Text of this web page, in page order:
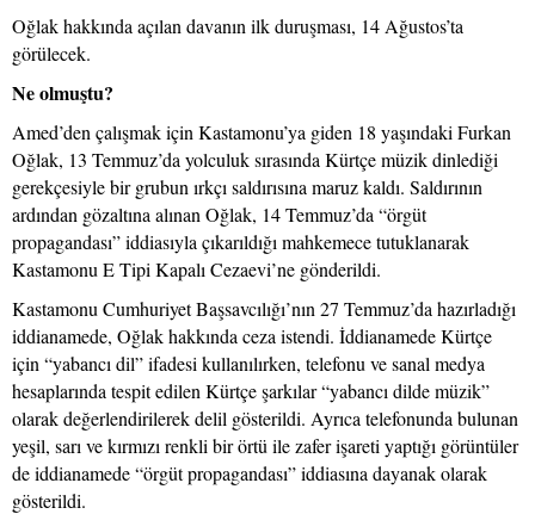
Oğlak hakkında açılan davanın ilk duruşması, 14 Ağustos’ta
görülecek.
Ne olmuştu?
Amed’den çalışmak için Kastamonu’ya giden 18 yaşındaki Furkan
Oğlak, 13 Temmuz’da yolculuk sırasında Kürtçe müzik dinlediği
gerekçesiyle bir grubun ırkçı saldırısına maruz kaldı. Saldırının
ardından gözaltına alınan Oğlak, 14 Temmuz’da “örgüt
propagandası” iddiasıyla çıkarıldığı mahkemece tutuklanarak
Kastamonu E Tipi Kapalı Cezaevi’ne gönderildi.
Kastamonu Cumhuriyet Başsavcılığı’nın 27 Temmuz’da hazırladığı
iddianamede, Oğlak hakkında ceza istendi. İddianamede Kürtçe
için “yabancı dil” ifadesi kullanılırken, telefonu ve sanal medya
hesaplarında tespit edilen Kürtçe şarkılar “yabancı dilde müzik”
olarak değerlendirilerek delil gösterildi. Ayrıca telefonunda bulunan
yeşil, sarı ve kırmızı renkli bir örtü ile zafer işareti yaptığı görüntüler
de iddianamede “örgüt propagandası” iddiasına dayanak olarak
gösterildi.